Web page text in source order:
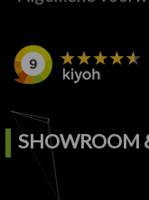
SHOWROOM